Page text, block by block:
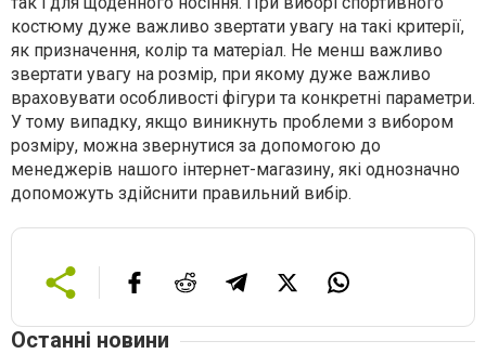
костюму дуже важливо звертати увагу на такі критерії,
як призначення, колір та матеріал. Не менш важливо
звертати увагу на розмір, при якому дуже важливо
враховувати особливості фігури та конкретні параметри.
У тому випадку, якщо виникнуть проблеми з вибором
розміру, можна звернутися за допомогою до
менеджерів нашого інтернет-магазину, які однозначно
допоможуть здійснити правильний вибір.
Останні новини